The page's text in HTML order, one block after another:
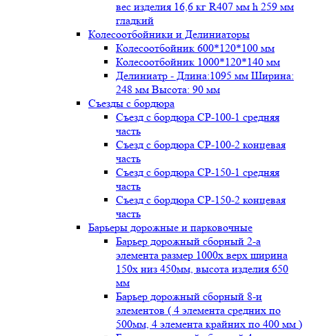
вес изделия 16,6 кг R407 мм h 259 мм
гладкий
Колесоотбойники и Делиниаторы
Колесоотбойник 600*120*100 мм
Колесоотбойник 1000*120*140 мм
Делиниатр - Длина:1095 мм Ширина:
248 мм Высота: 90 мм
Съезды с бордюра
Съезд с бордюра СР-100-1 средняя
часть
Съезд с бордюра СР-100-2 концевая
часть
Съезд с бордюра СР-150-1 средняя
часть
Съезд с бордюра СР-150-2 концевая
часть
Барьеры дорожные и парковочные
Барьер дорожный сборный 2-а
элемента размер 1000x верх ширина
150x низ 450мм, высота изделия 650
мм
Барьер дорожный сборный 8-и
элементов ( 4 элемента средних по
500мм, 4 элемента крайних по 400 мм )